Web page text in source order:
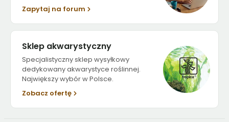
Zapytaj na forum
Sklep akwarystyczny
Specjalistyczny sklep wysyłkowy
dedykowany akwarystyce roślinnej.
Największy wybór w Polsce.
Zobacz ofertę